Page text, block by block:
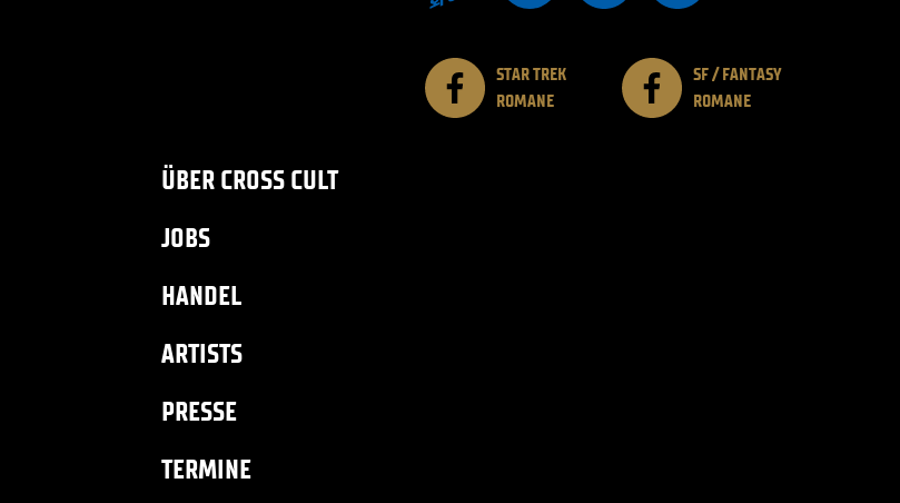
STAR TREK
ROMANE
SF / FANTASY
ROMANE
ÜBER CROSS CULT
JOBS
HANDEL
ARTISTS
PRESSE
TERMINE